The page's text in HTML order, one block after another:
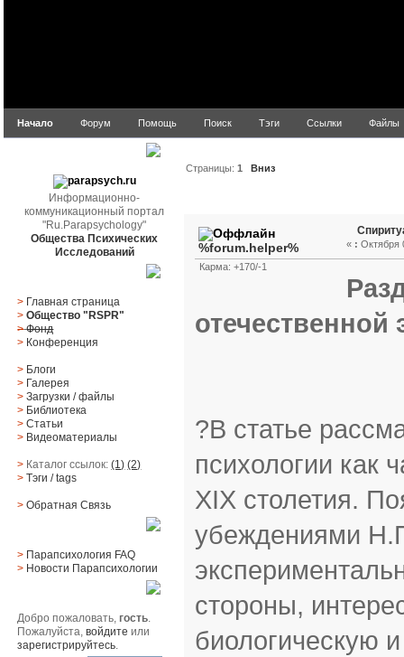
Начало Форум Помощь Поиск Тэги Ссылки Файлы
Информационно-
коммуникационный портал
"Ru.Parapsychology"
Общества Психических
Исследований
> Главная страница
> Общество "RSPR"
> Фонд
> Конференция
> Блоги
> Галерея
> Загрузки/файлы
> Библиотека
> Статьи
> Видеоматериалы
> Каталог ссылок:(1) (2)
> Тэги/ tags
> Обратная Cвязь
> Парапсихология FAQ
> Новости Парапсихологии
Добро пожаловать,гость.
Пожалуйста,войдите или
зарегистрируйтесь.
Страницы:1 Вниз
%forum.helper%
Карма: +170/-1
« : Октября
отечественной
?В статье
психологии как
XIX столетия.
убеждениями
стороны,
биологическую